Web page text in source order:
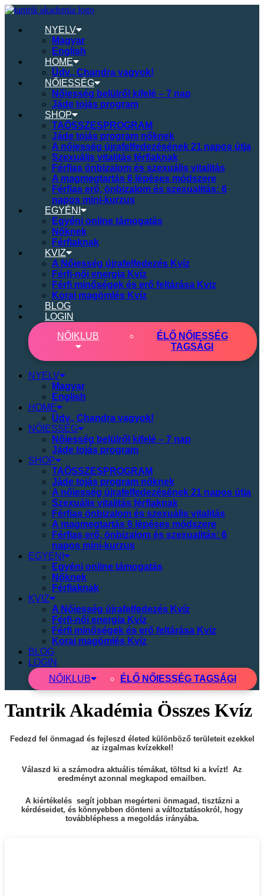
NYELV
Magyar
English
HOME
Üdv., Chandra vagyok!
NŐIESSÉG
Nőiesség belülről kifelé – 7 nap
Jáde tojás program
SHOP
TAÖSSZESPROGRAM
Jáde tojás program nőknek
A nőiesség újrafelfedezésének 21 napos útja
Szexuális vitalitás férfiaknak
Férfias önbizalom és szexuális vitalitás
A magmegtartás 6 lépéses módszere
Férfias erő, önbizalom és szexualitás: 6
napos mini-kurzus
EGYÉNI
Egyéni online támogatás
Nőknek
Férfiaknak
KVIZ
A Nőiesség újrafelfedezés Kvíz
Férfi-női energia Kvíz
Férfi minőségek és erő feltárása Kviz
Korai magömlés Kvíz
BLOG
LOGIN
NŐI KLUB
ÉLŐ NŐIESSÉG
TAGSÁGI
NYELV
Magyar
English
HOME
Üdv., Chandra vagyok!
NŐIESSÉG
Nőiesség belülről kifelé – 7 nap
Jáde tojás program
SHOP
TAÖSSZESPROGRAM
Jáde tojás program nőknek
A nőiesség újrafelfedezésének 21 napos útja
Szexuális vitalitás férfiaknak
Férfias önbizalom és szexuális vitalitás
A magmegtartás 6 lépéses módszere
Férfias erő, önbizalom és szexualitás: 6
napos mini-kurzus
EGYÉNI
Egyéni online támogatás
Nőknek
Férfiaknak
KVIZ
A Nőiesség újrafelfedezés Kvíz
Férfi-női energia Kvíz
Férfi minőségek és erő feltárása Kviz
Korai magömlés Kvíz
BLOG
LOGIN
NŐI KLUB ÉLŐ NŐIESSÉG TAGSÁGI
Tantrik Akadémia Összes Kvíz
Fedezd fel önmagad és fejleszd életed különböző területeit ezekkel
az izgalmas kvízekkel!
Válaszd ki a számodra aktuális témákat, töltsd ki a kvízt! Az
eredményt azonnal megkapod emailben.
A kiértékelés segít jobban megérteni önmagad, tisztázni a
kérdéseidet, és könnyebben dönteni a változtatásokról, hogy
továbbléphess a megoldás irányába.